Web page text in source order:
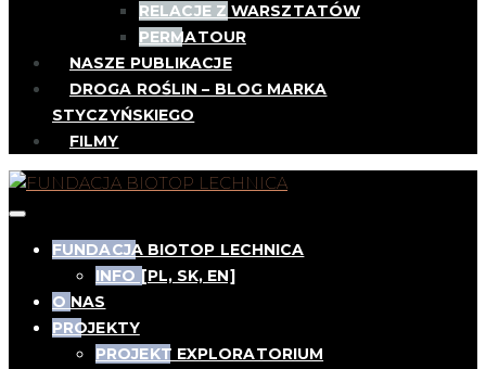
RELACJE Z WARSZTATÓW
PERMATOUR
NASZE PUBLIKACJE
DROGA ROŚLIN – BLOG MARKA
STYCZYŃSKIEGO
FILMY
FUNDACJA BIOTOP LECHNICA
INFO [PL, SK, EN]
O NAS
PROJEKTY
PROJEKT EXPLORATORIUM